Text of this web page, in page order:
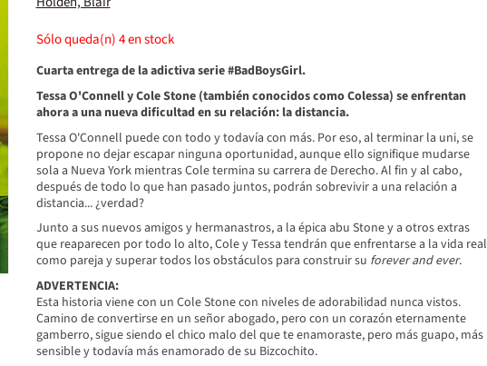
Sólo queda(n)4en stock
Cuarta entrega de la adictiva serie #BadBoysGirl.
Tessa O'Connell y Cole Stone (también conocidos como Colessa) se enfrentan
ahora a una nueva dificultad en su relación: la distancia.
Tessa O'Connell puede con todo y todavía con más. Por eso, al terminar la uni, se
propone no dejar escapar ninguna oportunidad, aunque ello signifique mudarse
sola a Nueva York mientras Cole termina su carrera de Derecho. Al fin y al cabo,
después de todo lo que han pasado juntos, podrán sobrevivir a una relación a
distancia... ¿verdad?
Junto a sus nuevos amigos y hermanastros, a la épica abu Stone y a otros extras
que reaparecen por todo lo alto, Cole y Tessa tendrán que enfrentarse a la vida real
como pareja y superar todos los obstáculos para construir su forever and ever.
ADVERTENCIA:
Esta historia viene con un Cole Stone con niveles de adorabilidad nunca vistos.
Camino de convertirse en un señor abogado, pero con un corazón eternamente
gamberro, sigue siendo el chico malo del que te enamoraste, pero más guapo, más
sensible y todavía más enamorado de su Bizcochito.